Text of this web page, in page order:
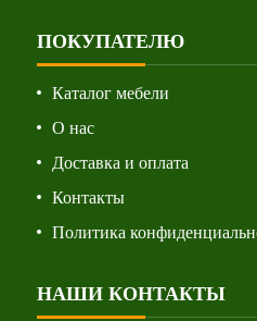
ПОКУПАТЕЛЮ
Каталог мебели
О нас
Доставка и оплата
Контакты
Политика
НАШИ КОНТАКТЫ